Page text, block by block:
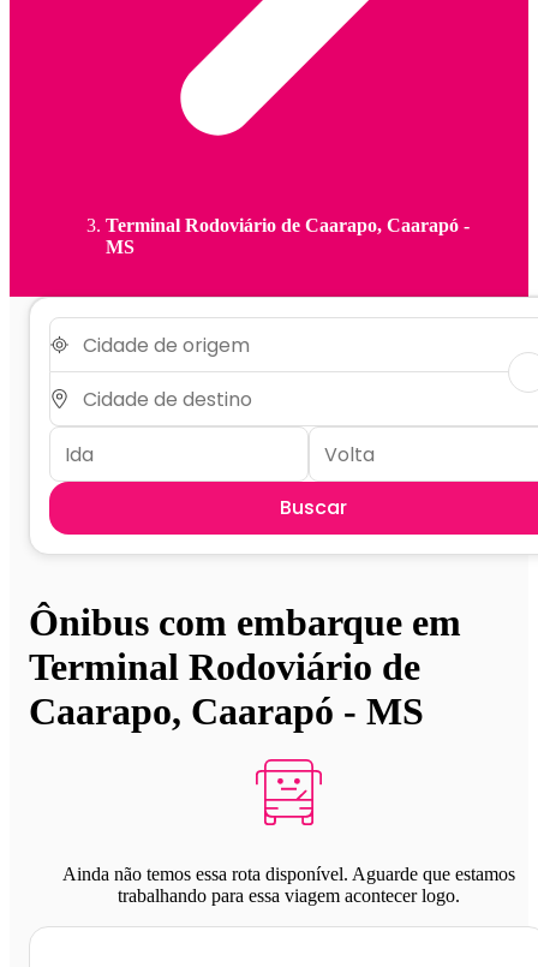
Terminal Rodoviário de Caarapo, Caarapó -
MS
Buscar
Ônibus com embarque em
Terminal Rodoviário de
Caarapo, Caarapó - MS
Ainda não temos essa rota disponível. Aguarde que estamos
trabalhando para essa viagem acontecer logo.